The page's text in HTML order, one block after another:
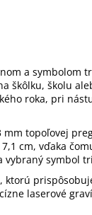
a symbolom
škôlku, školu
roka, pri
topoľovej
cm, vďaka
symbol
laserové